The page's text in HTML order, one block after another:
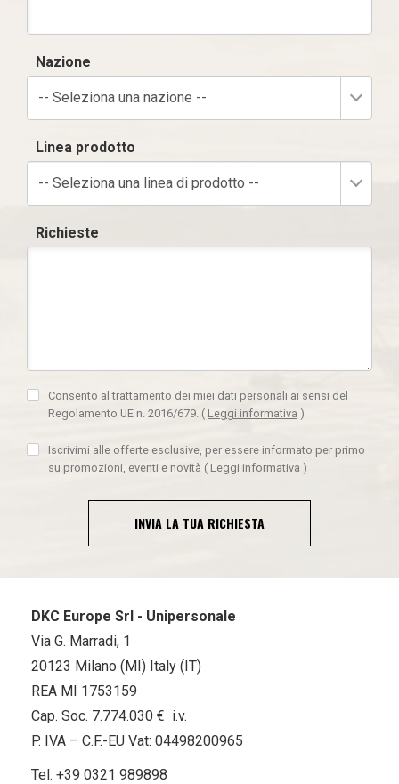
Nazione
-- Seleziona una nazione --
Linea prodotto
-- Seleziona una linea di prodotto --
Richieste
Consento al trattamento dei miei dati personali ai sensi del
Regolamento UE n. 2016/679. ( Leggi informativa )
Iscrivimi alle offerte esclusive, per essere informato per primo
su promozioni, eventi e novità ( Leggi informativa )
INVIA LA TUA RICHIESTA
DKC Europe Srl - Unipersonale
Via G. Marradi, 1
20123 Milano (MI) Italy (IT)
REA MI 1753159
Cap. Soc. 7.774.030 € i.v.
P. IVA – C.F.-EU Vat: 04498200965
Tel. +39 0321 989898